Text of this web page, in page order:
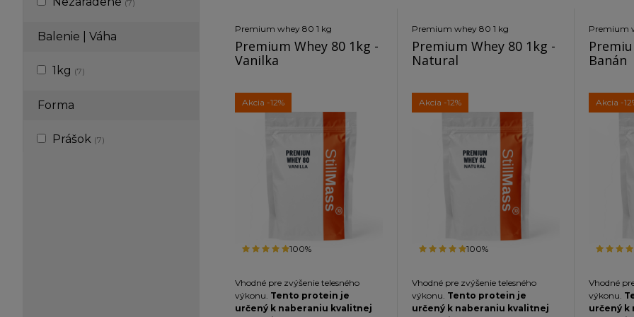
(7)
Balenie | Váha
1kg (7)
Forma
Prášok (7)
Ultra-filtrationJe rýchlo
stráviteľný a nezaťažuje
žalúdok.Vhodný pre športovcov,
Ultra-filtrationJe rýchlo
stráviteľný a nezaťažuje
žalúdok.Vhodný pre športovcov,
Ultra-
žalúdok.
Premium whey 80 1 kg
Premium Whey 80 1kg -
Vanilka
Akcia -12%
100%
Vhodné pre zvýšenie telesného
výkonu. Tento protein je
určený k naberaniu kvalitnej
Premium whey 80 1 kg
Premium Whey 80 1kg -
Natural
Akcia -12%
100%
Vhodné pre zvýšenie telesného
výkonu. Tento protein je
určený k naberaniu kvalitnej
Premium
Banán
Akcia -
Vhodné
výkonu.
určený k